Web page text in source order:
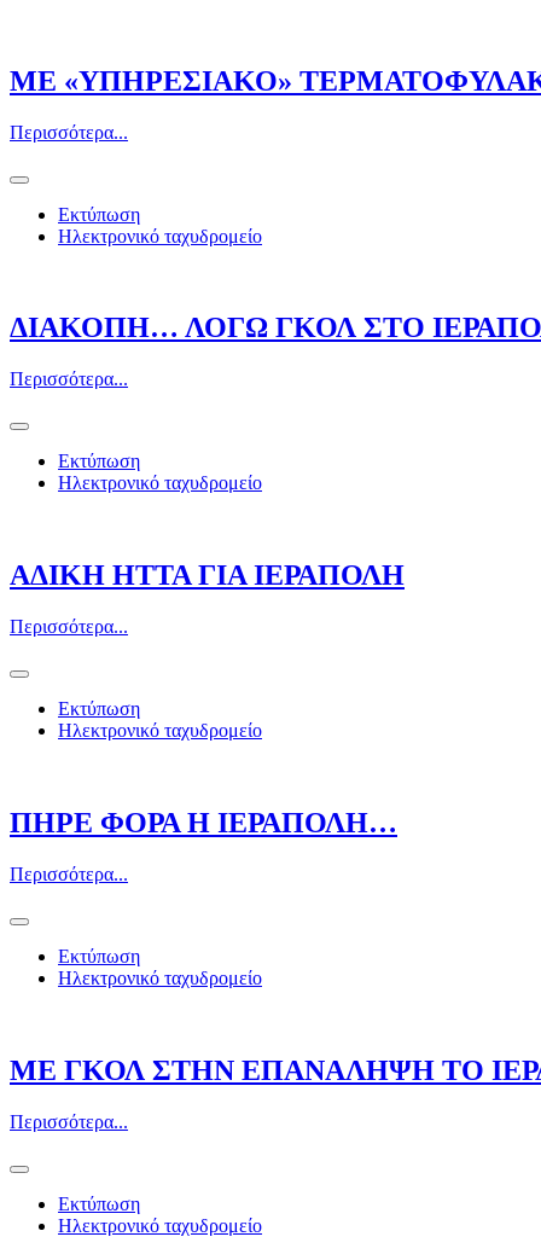
ME «ΥΠΗΡΕΣΙΑΚΟ»
Περισσότερα...
Εκτύπωση
Ηλεκτρονικό ταχυδρομείο
ΔΙΑΚΟΠΗ… ΛΟΓΩ ΓΚΟΛ ΣΤΟ
Περισσότερα...
Εκτύπωση
Ηλεκτρονικό ταχυδρομείο
ΑΔΙΚΗ ΗΤΤΑ ΓΙΑ ΙΕΡΑΠΟΛΗ
Περισσότερα...
Εκτύπωση
Ηλεκτρονικό ταχυδρομείο
ΠΗΡΕ ΦΟΡΑ Η ΙΕΡΑΠΟΛΗ…
Περισσότερα...
Εκτύπωση
Ηλεκτρονικό ταχυδρομείο
ΜΕ ΓΚΟΛ ΣΤΗΝ ΕΠΑΝΑΛΗΨΗ ΤΟ
Περισσότερα...
Εκτύπωση
Ηλεκτρονικό ταχυδρομείο